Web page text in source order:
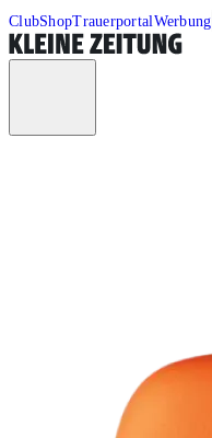
ClubShopTrauerportalWerbung